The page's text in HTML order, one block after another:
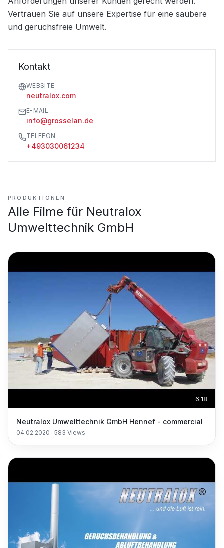
Vertrauen Sie auf unsere Expertise für eine saubere
und geruchsfreie Umwelt.
Kontakt
WEBSITE
neutralox.com
E-MAIL
info@grosselan.de
TELEFON
+493030061234
PRODUKTIONEN
Alle Filme für Neutralox
Umwelttechnik GmbH
6:18
Neutralox Umwelttechnik GmbH Hennef - commercial
04.02.2020 · 583 Views